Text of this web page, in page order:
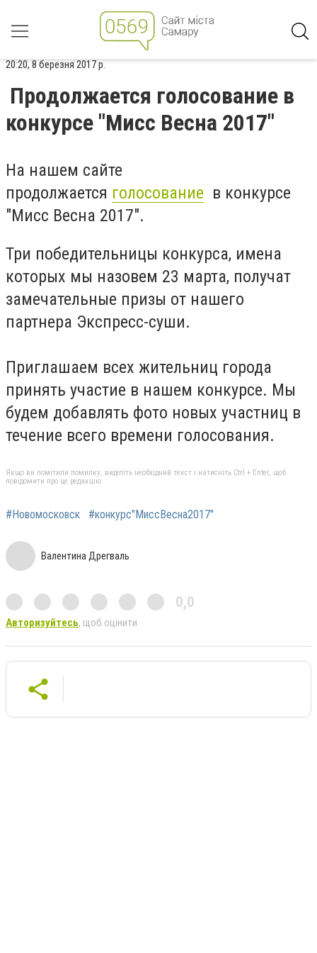
20:20, 8 березня 2017 р.
Продолжается голосование в
конкурсе "Мисс Весна 2017"
На нашем сайте
продолжается голосование в конкурсе
"Мисс Весна 2017".
Три победительницы конкурса, имена
которых мы назовем 23 марта, получат
замечательные призы от нашего
партнера Экспресс-суши.
Приглашаем всех жительниц города
принять участие в нашем конкурсе. Мы
будем добавлять фото новых участниц в
течение всего времени голосования.
Якщо ви помітили помилку, виділіть необхідний текст і натисніть Ctrl + Enter, щоб
повідомити про це редакцію
#Новомосковск #конкурс"МиссВесна2017"
Валентина Дрегваль
0,0
Авторизуйтесь, щоб оцінити